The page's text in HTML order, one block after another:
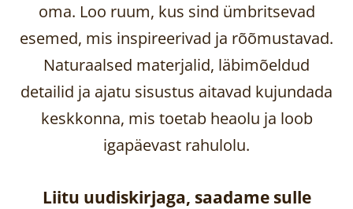
oma. Loo ruum, kus sind ümbritsevad
esemed, mis inspireerivad ja rõõmustavad.
Naturaalsed materjalid, läbimõeldud
detailid ja ajatu sisustus aitavad kujundada
keskkonna, mis toetab heaolu ja loob
igapäevast rahulolu.
Liitu uudiskirjaga, saadame sulle